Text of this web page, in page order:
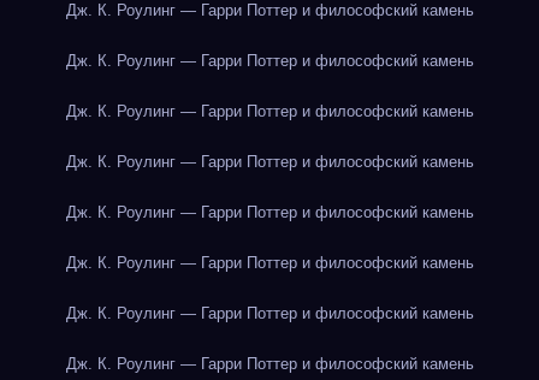
Дж. К. Роулинг — Гарри Поттер и философский камень
Дж. К. Роулинг — Гарри Поттер и философский камень
Дж. К. Роулинг — Гарри Поттер и философский камень
Дж. К. Роулинг — Гарри Поттер и философский камень
Дж. К. Роулинг — Гарри Поттер и философский камень
Дж. К. Роулинг — Гарри Поттер и философский камень
Дж. К. Роулинг — Гарри Поттер и философский камень
Дж. К. Роулинг — Гарри Поттер и философский камень